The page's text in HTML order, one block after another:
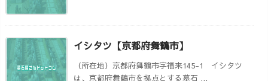
イシタツ【京都府舞鶴市】
（所在地）京都府舞鶴市字福来145-1 イシタツ
は、京都府舞鶴市を拠点とする墓石 ...